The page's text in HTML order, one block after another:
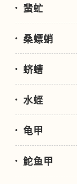
蜚虻
桑螵蛸
蛴螬
水蛭
龟甲
鮀鱼甲